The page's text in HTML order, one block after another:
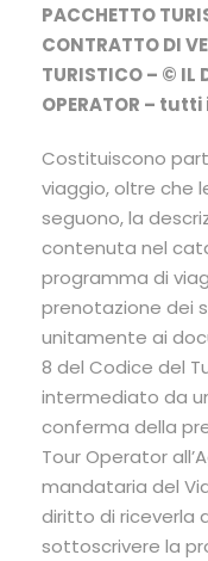
PACCHETTO
CONTRATTO DI
TURISTICO – © IL
OPERATOR –
Costituiscono
viaggio, oltre che
seguono, la
contenuta nel
programma di
prenotazione dei
unitamente ai
8 del Codice del
intermediato da
conferma della
Tour Operator
mandataria del
diritto di riceverla
sottoscrivere la